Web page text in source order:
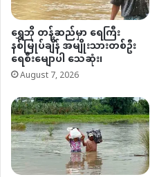
ရွှေဘို တန့်ဆည်မှာ ရေကြီး
နစ်မြုပ်ချိန် အမျိုးသားတစ်ဦး
ရေစီးမျောပါ သေဆုံး၊
August 7, 2026